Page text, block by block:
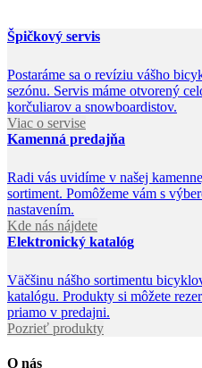
Špičkový servis
Postaráme sa o revíziu vášho
sezónu. Servis máme otvorený
korčuliarov a snowboardistov.
Viac o servise
Kamenná predajňa
Radi vás uvidíme v našej
sortiment. Pomôžeme vám s
nastavením.
Kde nás nájdete
Elektronický katalóg
Väčšinu nášho sortimentu
katalógu. Produkty si môžete
priamo v predajni.
Pozrieť produkty
O nás